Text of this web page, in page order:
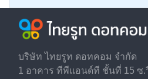
บริษัท ไทยรูท ดอทคอม จำกัด
1 อาคาร ทีพีแอนด์ที ชั้นที่ 15 ซ.